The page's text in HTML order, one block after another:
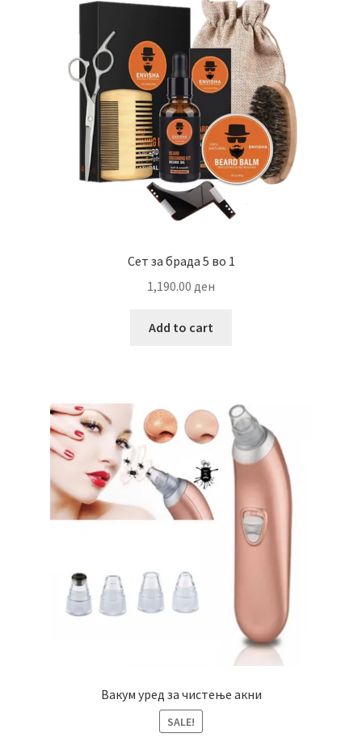
Сет за брада 5 во 1
1,190.00 ден
Add to cart
Вакум уред за чистење акни
SALE!